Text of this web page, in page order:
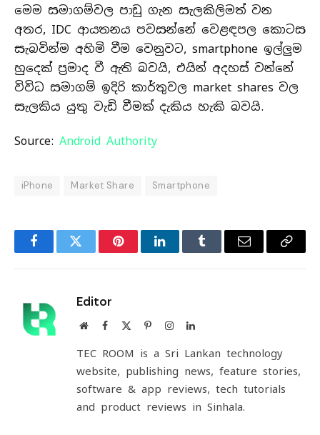
මෙම සමාගම්වල පාඩු ගැන සැලකිලිමත් වන
අතර, IDC ආයතනය පවසන්නේ වෙළඳපල කොටස
සැබවින්ම අහිමි වීම වෙනුවට, smartphone ඉල්ලුම
හුදෙක් ප්‍රමාද වී ඇති බවයි, එයින් අදහස් වන්නේ
විවිධ සමාගම් ඉදිරි කාර්තුවල market shares වල
සැලකිය යුතු වැඩි වීමක් දැකිය හැකි බවයි.
Source: Android Authority
iPhone Market Share Smartphone
FacebookTwitter PinterestLinkedInTumblr Email
Copy
Editor
WebsiteFacebook PinterestInstagramLinkedIn
TEC ROOM is a Sri Lankan technology
website, publishing news, feature stories,
software & app reviews, tech tutorials
and product reviews in Sinhala.